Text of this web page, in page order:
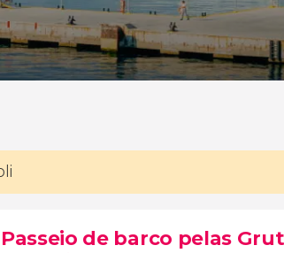
Passeio de barco pelas